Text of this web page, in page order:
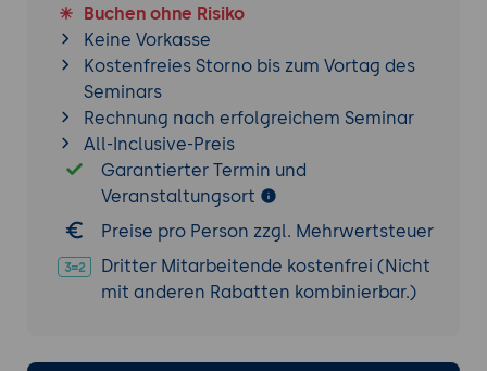
Quick Wins und langwierige Vorhaben
trennen
Aufwand und Schutzbedarf
gegeneinander abwägen
Praxis-Übung:Die inventarisierten
Systeme nach Risiko und Dringlichkeit in
eine Migrationsreihenfolge bringen.
7. Krypto-Agilität als Architekturprinzip
Kryptografie so kapseln, dass Verfahren
wechselbar werden
Abstraktionsschichten und konfigurierbare
Zertifikats- und Schlüsselverwaltung agil
Buchen ohne Risiko
Keine Vorkasse
Kostenfreies Storno bis zum Vortag des
Seminars
Rechnung nach erfolgreichem Seminar
All-Inclusive-Preis
Garantierter Termin und
Veranstaltungsort
Preise pro Person zzgl. Mehrwertsteuer
Dritter Mitarbeitende kostenfrei (Nicht
mit anderen Rabatten kombinierbar.)